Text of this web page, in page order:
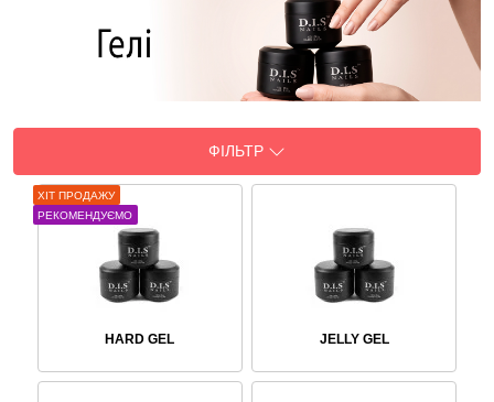
ФІЛЬТР
HARD GEL
ХІТ ПРОДАЖУ
РЕКОМЕНДУЄМО
JELLY GEL